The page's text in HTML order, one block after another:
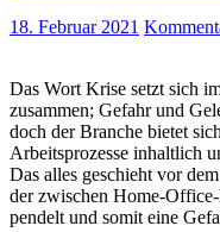
18. Februar 2021
Das Wort Krise setzt sich
zusammen; Gefahr und
doch der Branche bietet
Arbeitsprozesse inhaltlich
Das alles geschieht vor
der zwischen Home-
pendelt und somit eine